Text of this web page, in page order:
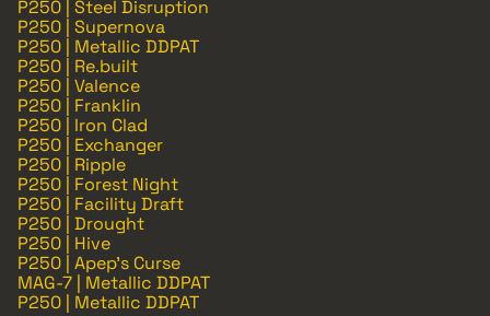
P250 | Steel Disruption
P250 | Supernova
P250 | Metallic DDPAT
P250 | Re.built
P250 | Valence
P250 | Franklin
P250 | Iron Clad
P250 | Exchanger
P250 | Ripple
P250 | Forest Night
P250 | Facility Draft
P250 | Drought
P250 | Hive
P250 | Apep's Curse
MAG-7 | Metallic DDPAT
P250 | Metallic DDPAT